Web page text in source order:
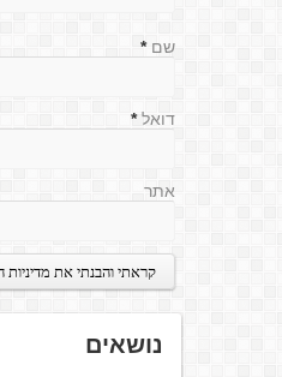
שם *
דואל *
אתר
נושאים